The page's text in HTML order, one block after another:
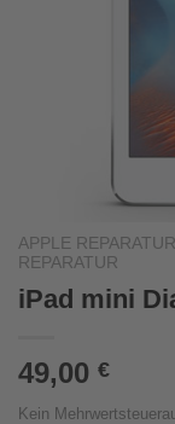
APPLE REPARATUR
REPARATUR
iPad mini
49,00 €
Kein